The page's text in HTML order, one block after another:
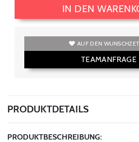
IN DEN
AUF DEN
TEAMANFRAGE
PRODUKTDETAILS
PRODUKTBESCHREIBUNG: